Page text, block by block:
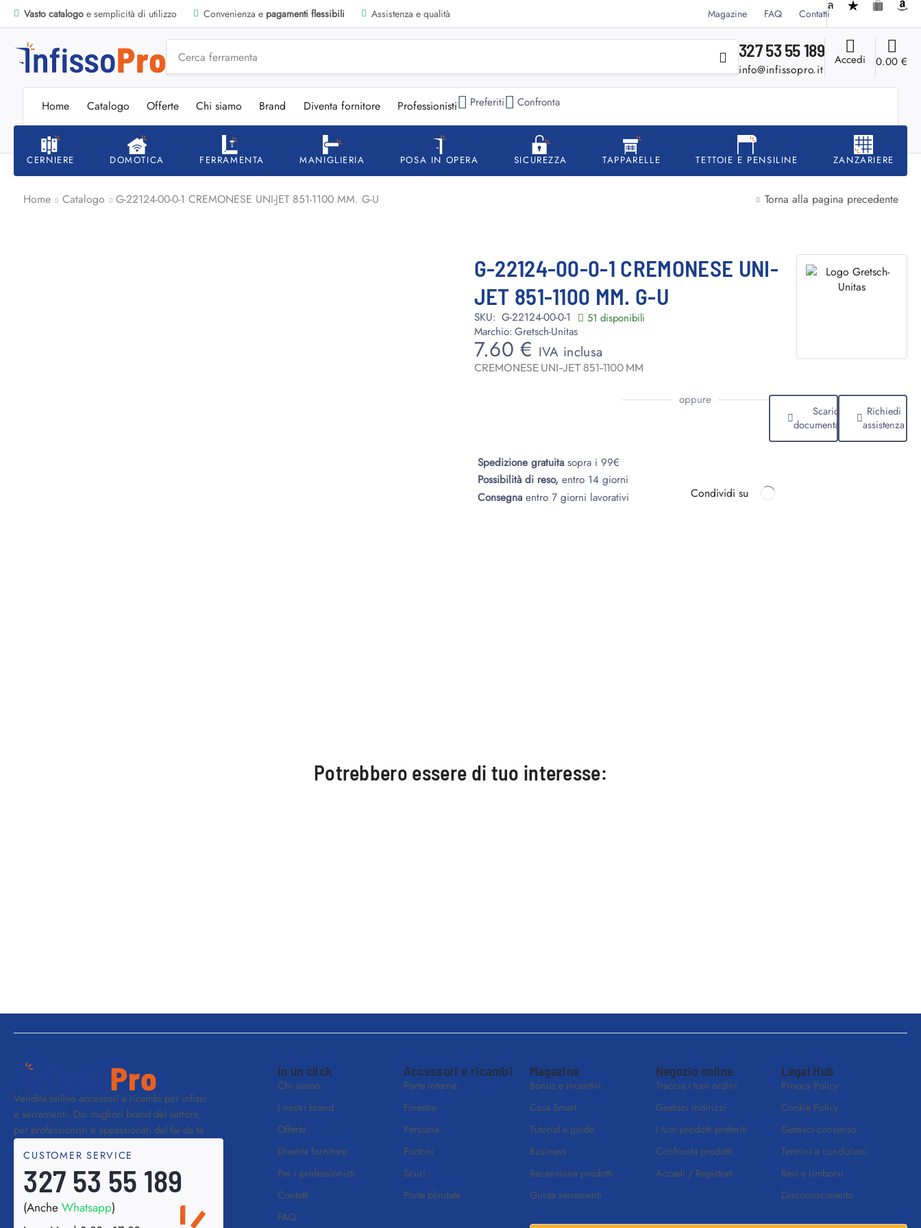
Vasto catalogoe semplicità di utilizzo Convenienza e pagamenti flessibili Assistenza e qualità Magazine FAQ Contatti
Cerca ferramenta 327 53 55 189
info@infissopro.it
Accedi 0.00€
Home Catalogo Offerte Chi siamo Brand Diventa fornitore Professionisti Preferiti Confronta
CERNIERE DOMOTICA FERRAMENTA MANIGLIERIA POSA IN OPERA SICUREZZA TAPPARELLE TETTOIE E PENSILINE ZANZARIERE
Home Catalogo G-22124-00-0-1 CREMONESE UNI-JET 851-1100 MM. G-U Torna alla pagina precedente
G-22124-00-0-1 CREMONESE UNI-
JET 851-1100 MM. G-U
SKU: G-22124-00-0-1
Marchio: Gretsch-Unitas
51 disponibili
7.60€ IVA inclusa
CREMONESE UNI-JET 851-1100 MM
oppure
Scarica
documentazione
Richiedi
assistenza
Spedizione gratuitasopra i 99€
Possibilità di reso, entro 14 giorni
Consegnaentro 7 giorni lavorativi Condividi su
Potrebbero essere di tuo interesse:
Vendita online accessori e ricambi per infissi
e serramenti. Dai migliori brand del settore,
per professionisti e appassionati del fai da te
CUSTOMER SERVICE
327 53 55 189
(AncheWhatsapp)
In un click
Chi siamo
I nostri brand
Offerte
Diventa fornitore
Per i professionisti
Contatti
FAQ
Accessori e ricambi
Porte interne
Finestre
Persiane
Portoni
Scuri
Porte blindate
Magazine
Bonus e incentivi
Casa Smart
Tutorial e guide
Business
Recensione prodotti
Guida serramenti
Negozio online
Traccia i tuoi ordini
Gestisci indirizzi
I tuoi prodotti preferiti
Confronta prodotti
Accedi / Registrati
Legal Hub
Privacy Policy
Cookie Policy
Gestisci consenso
Termini e condizioni
Resi e rimborsi
Disconoscimento